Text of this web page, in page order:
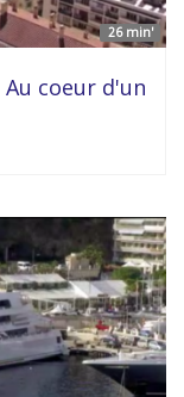
26 min'
Au coeur d'un